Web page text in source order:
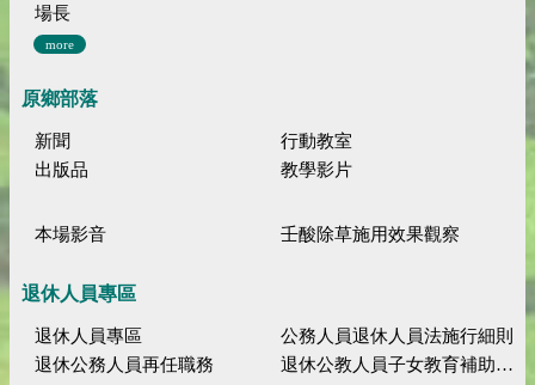
場長
more
原鄉部落
新聞
行動教室
出版品
教學影片
本場影音 壬酸除草施用效果觀察
退休人員專區
退休人員專區
公務人員退休人員法施行細則
退休公務人員再任職務
退休公教人員子女教育補助規定